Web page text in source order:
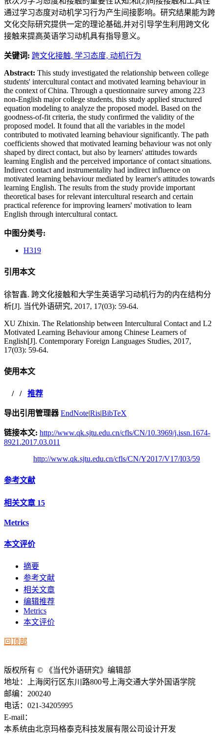
通过学习态度对动机学习行为产生间接影响。研究结果能为跨
文化交际研究提供一定的理论基础,并对引导学生利用跨文化
接触来提高英语学习动机具有指导意义。
关键词: 跨文化接触, 学习态度, 动机行为
Abstract: This study investigated the relationship between college
students' intercultural contact and motivated learning behaviour in
the context of China. Through a questionnaire survey among 223
non-English major college students, this study applied structured
equation modeling to analyze the proposed model. Based on the
goodness-of-fit criteria, the study confirmed the validity of the
proposed model. It found that all the variables in the model
contributed to motivated learning behaviour significantly. The path
coefficients showed that motivated learning behaviour was not only
shaped by direct contact, but also by learners' attitudes towards
learning English and the perceived importance of contact situations.
Indirect contact and instrumentality had indirect influence on
motivated learning behaviour mediated by learner's attitudes towards
learning English. The results from the study provide important
theoretical bases for relevant intercultural research and certain
practical reference for improving learners' motivation to learn
English through intercultural contact.
中图分类号:
H319
引用本文
徐智鑫. 跨文化接触和大学生英语学习动机行为的内在结构分
析[J]. 当代外语研究, 2017, 17(03): 59-64.
XU Zhixin. The Relationship between Intercultural Contact and L2
Motivated Learning Behaviour among Chinese Learners of
English[J]. Contemporary Foreign Languages Studies, 2017,
17(03): 59-64.
使用本文
/ / 推荐
导出引用管理器 EndNote|Ris|BibTeX
链接本文: http://www.qk.sjtu.edu.cn/cfls/CN/10.3969/j.issn.1674-
8921.2017.03.011
http://www.qk.sjtu.edu.cn/cfls/CN/Y2017/V17/I03/59
参考文献
相关文章 15
Metrics
本文评价
摘要
参考文献
相关文章
编辑推荐
Metrics
本文评价
回顶部
版权所有 © 《当代外语研究》编辑部
地址：上海闵行区东川路800号上海交通大学外国语学院
邮编：200240
电话：021-34205995
E-mail：
本系统由北京玛格泰克科技发展有限公司设计开发